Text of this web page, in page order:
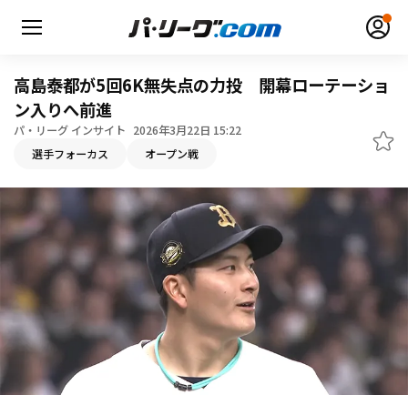
HOME
動画
日程・結果
順位表･成績
1軍公式戦
選手名鑑
高島泰都が5回6K無失点の力投 開幕ローテーショ
ン入りへ前進
パ・リーグ インサイト 2026年3月22日 15:22
選手フォーカス オープン戦